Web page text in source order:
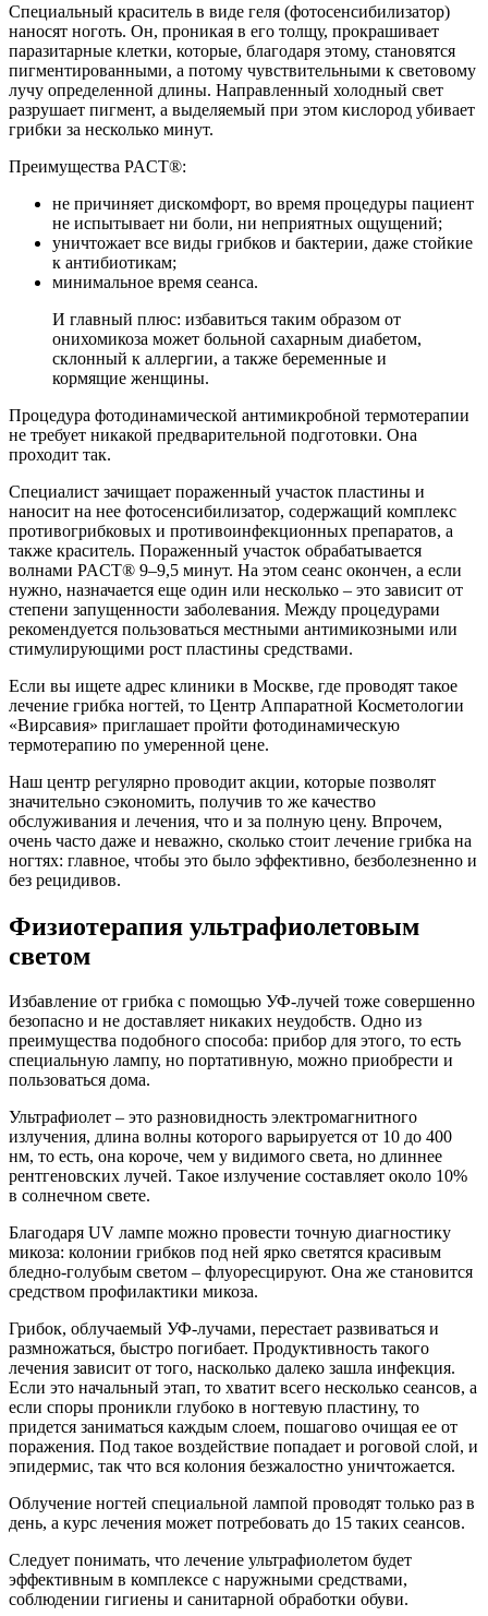
Специальный краситель в виде геля (фотосенсибилизатор)
наносят ноготь. Он, проникая в его толщу, прокрашивает
паразитарные клетки, которые, благодаря этому, становятся
пигментированными, а потому чувствительными к световому
лучу определенной длины. Направленный холодный свет
разрушает пигмент, а выделяемый при этом кислород убивает
грибки за несколько минут.
Преимущества PACT®:
не причиняет дискомфорт, во время процедуры пациент
не испытывает ни боли, ни неприятных ощущений;
уничтожает все виды грибков и бактерии, даже стойкие
к антибиотикам;
минимальное время сеанса.
И главный плюс: избавиться таким образом от
онихомикоза может больной сахарным диабетом,
склонный к аллергии, а также беременные и
кормящие женщины.
Процедура фотодинамической антимикробной термотерапии
не требует никакой предварительной подготовки. Она
проходит так.
Специалист зачищает пораженный участок пластины и
наносит на нее фотосенсибилизатор, содержащий комплекс
противогрибковых и противоинфекционных препаратов, а
также краситель. Пораженный участок обрабатывается
волнами PACT® 9–9,5 минут. На этом сеанс окончен, а если
нужно, назначается еще один или несколько – это зависит от
степени запущенности заболевания. Между процедурами
рекомендуется пользоваться местными антимикозными или
стимулирующими рост пластины средствами.
Если вы ищете адрес клиники в Москве, где проводят такое
лечение грибка ногтей, то Центр Аппаратной Косметологии
«Вирсавия» приглашает пройти фотодинамическую
термотерапию по умеренной цене.
Наш центр регулярно проводит акции, которые позволят
значительно сэкономить, получив то же качество
обслуживания и лечения, что и за полную цену. Впрочем,
очень часто даже и неважно, сколько стоит лечение грибка на
ногтях: главное, чтобы это было эффективно, безболезненно и
без рецидивов.
Физиотерапия ультрафиолетовым
светом
Избавление от грибка с помощью УФ-лучей тоже совершенно
безопасно и не доставляет никаких неудобств. Одно из
преимущества подобного способа: прибор для этого, то есть
специальную лампу, но портативную, можно приобрести и
пользоваться дома.
Ультрафиолет – это разновидность электромагнитного
излучения, длина волны которого варьируется от 10 до 400
нм, то есть, она короче, чем у видимого света, но длиннее
рентгеновских лучей. Такое излучение составляет около 10%
в солнечном свете.
Благодаря UV лампе можно провести точную диагностику
микоза: колонии грибков под ней ярко светятся красивым
бледно-голубым светом – флуоресцируют. Она же становится
средством профилактики микоза.
Грибок, облучаемый УФ-лучами, перестает развиваться и
размножаться, быстро погибает. Продуктивность такого
лечения зависит от того, насколько далеко зашла инфекция.
Если это начальный этап, то хватит всего несколько сеансов, а
если споры проникли глубоко в ногтевую пластину, то
придется заниматься каждым слоем, пошагово очищая ее от
поражения. Под такое воздействие попадает и роговой слой, и
эпидермис, так что вся колония безжалостно уничтожается.
Облучение ногтей специальной лампой проводят только раз в
день, а курс лечения может потребовать до 15 таких сеансов.
Следует понимать, что лечение ультрафиолетом будет
эффективным в комплексе с наружными средствами,
соблюдении гигиены и санитарной обработки обуви.